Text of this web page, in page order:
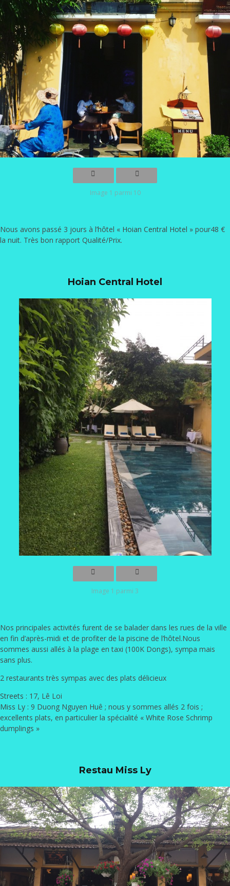
Image 1 parmi 10
Nous avons passé 3 jours à l’hôtel « Hoian Central Hotel » pour48 €
la nuit. Très bon rapport Qualité/Prix.
Hoian Central Hotel
Image 1 parmi 3
Nos principales activités furent de se balader dans les rues de la ville
en fin d’après-midi et de profiter de la piscine de l’hôtel.Nous
sommes aussi allés à la plage en taxi (100K Dongs), sympa mais
sans plus.
2 restaurants très sympas avec des plats délicieux
Streets : 17, Lê Loi
Miss Ly : 9 Duong Nguyen Huê ; nous y sommes allés 2 fois ;
excellents plats, en particulier la spécialité « White Rose Schrimp
dumplings »
Restau Miss Ly